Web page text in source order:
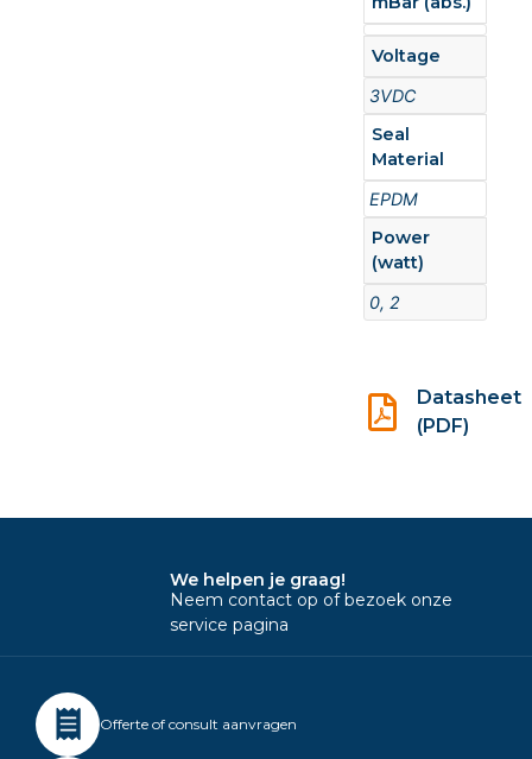
Voltage
3VDC
Seal
Material
EPDM
Power
(watt)
0, 2
Datasheet
(PDF)
We helpen je graag!
Neem contact op of bezoek onze
service pagina
Offerte of consult aanvragen